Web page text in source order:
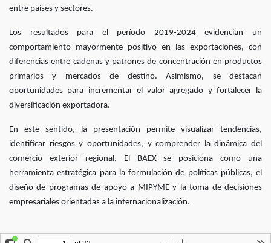
entre países y sectores.
Los resultados para el período 2019-2024 evidencian un
comportamiento mayormente positivo en las exportaciones, con
diferencias entre cadenas y patrones de concentración en productos
primarios y mercados de destino. Asimismo, se destacan
oportunidades para incrementar el valor agregado y fortalecer la
diversificación exportadora.
En este sentido, la presentación permite visualizar tendencias,
identificar riesgos y oportunidades, y comprender la dinámica del
comercio exterior regional. El BAEX se posiciona como una
herramienta estratégica para la formulación de políticas públicas, el
diseño de programas de apoyo a MIPYME y la toma de decisiones
empresariales orientadas a la internacionalización.